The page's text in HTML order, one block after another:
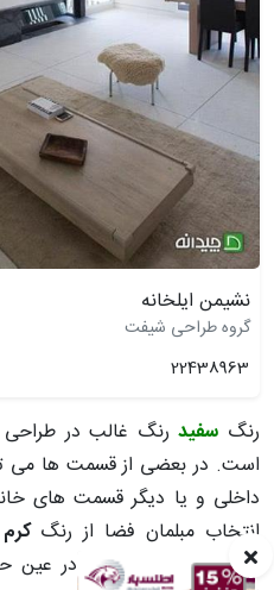
نشیمن ایلخانه
گروه طراحی شیفت
22438963
رنگ سفیدرنگ غالب در طراحی
است. در بعضی از قسمت ها می
داخلی و یا دیگر قسمت های
انتخاب مبلمان فضا از رنگکرم
دیداری را حفظ کند و در عین